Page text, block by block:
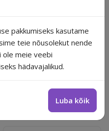
77861）, Kousou Ekisu
pakkumiseks kasutame
teie nõusolekut nende
ole meie veebi
hädavajalikud.
Luba kõik